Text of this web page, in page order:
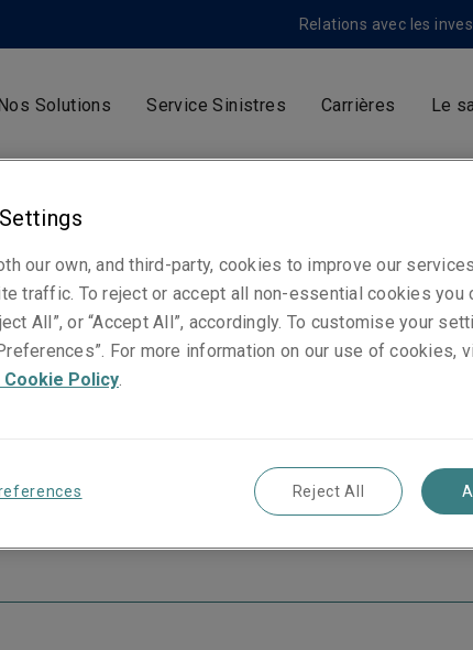
Relations avec les
Solutions Service Sinistres Carrières Le
our own, and third-party, cookies to improve our
traffic. To reject or accept all non-essential cookies you
All”, or “Accept All”, accordingly. To customise your
For more information on our use of cookies,
Cookie Policy
Reject All